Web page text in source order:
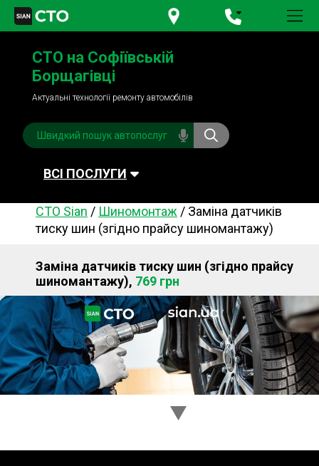
+380 95781-84-84
+380 98791-84-84
СТО на Софіївській
Борщагівці
Актуальні технології ремонту автомобілів
ВСІ ПОСЛУГИ
Автомийка Планове ТО
Акумулятори
Обслуговування
кондиціонера
Система охолодження
Діагностика
Ходова частина Зчеплення
ГРМ Шиномонтаж
Запчастини Двигун
Заміна Ременей
СТО Sian / Шиномонтаж / Заміна датчиків
тиску шин (згідно прайсу шиномантажу)
Заміна датчиків тиску шин (згідно прайсу
шиномантажу), 769 грн